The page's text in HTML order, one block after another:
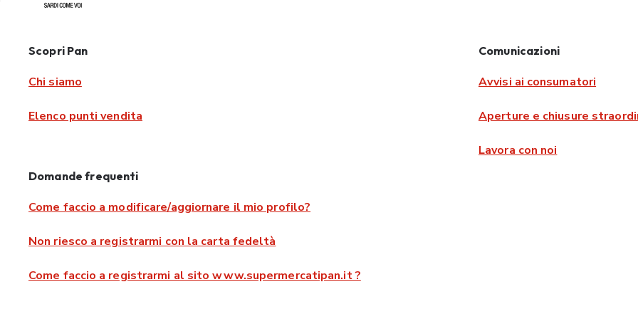
Scopri Pan
Chi siamo
Elenco punti vendita
Comunicazioni
Avvisi ai consumatori
Aperture e chiusure
Lavora con noi
Domande frequenti
Come faccio a modificare/aggiornare il mio profilo?
Non riesco a registrarmi con la carta fedeltà
Come faccio a registrarmi al sito www.supermercatipan.it ?